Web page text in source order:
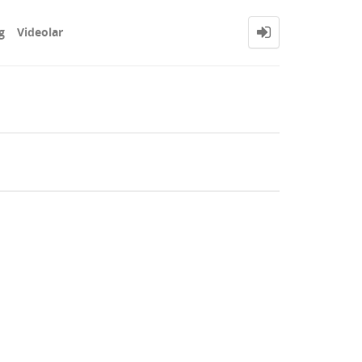
Videolar